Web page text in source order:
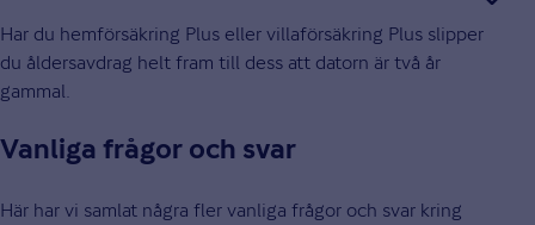
Har du hemförsäkring Plus eller villaförsäkring Plus slipper
du åldersavdrag helt fram till dess att datorn är två år
gammal.
Vanliga frågor och svar
Här har vi samlat några fler vanliga frågor och svar kring